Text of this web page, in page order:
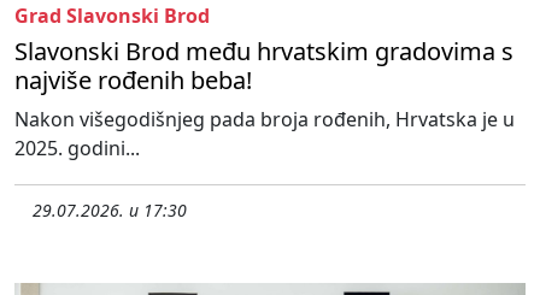
Grad Slavonski Brod
Slavonski Brod među hrvatskim gradovima s
najviše rođenih beba!
Nakon višegodišnjeg pada broja rođenih, Hrvatska je u
2025. godini...
29.07.2026. u 17:30